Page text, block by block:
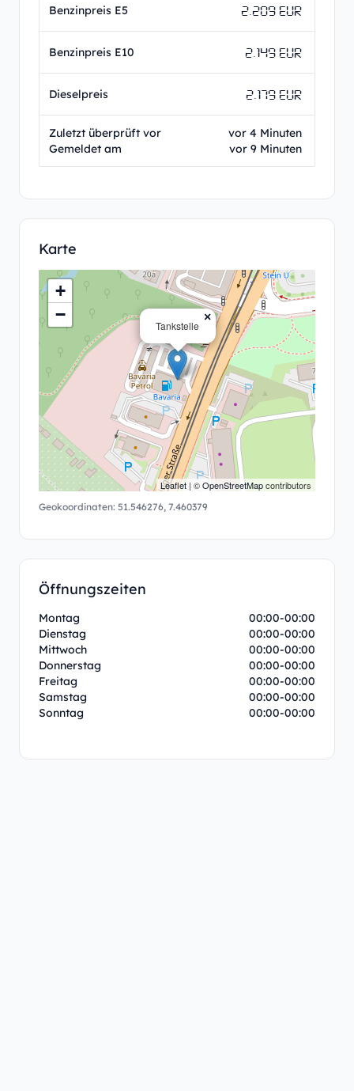
Benzinpreis E5 2.209 EUR
Benzinpreis E10 2.149 EUR
Dieselpreis 2.179 EUR
Zuletzt überprüft vor
Gemeldet am
vor 4 Minuten
vor 9 Minuten
Karte
Tankstelle
×
+
−
Leaflet | ©OpenStreetMapcontributors
Geokoordinaten: 51.546276, 7.460379
Öffnungszeiten
Montag
00:00-00:00
Dienstag
00:00-00:00
Mittwoch
00:00-00:00
Donnerstag
00:00-00:00
Freitag
00:00-00:00
Samstag
00:00-00:00
Sonntag
00:00-00:00